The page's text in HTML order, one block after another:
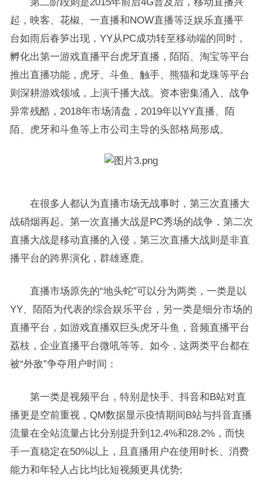
起，映客、花椒、一直播和NOW直播等泛娱乐直播平
台如雨后春笋出现，YY从PC成功转至移动端的同时，
孵化出第一游戏直播平台虎牙直播，陌陌、淘宝等平台
推出直播功能，虎牙、斗鱼、触手、熊猫和龙珠等平台
则深耕游戏领域，上演千播大战。资本密集涌入、战争
异常残酷，2018年市场清盘，2019年以YY直播、陌
陌、虎牙和斗鱼等上市公司主导的头部格局形成。
在很多人都认为直播市场无战事时，第三次直播大
战硝烟再起。第一次直播大战是PC秀场的战争，第二次
直播大战是移动直播的入侵，第三次直播大战则是非直
播平台的跨界演化，群雄逐鹿。
直播市场原先的“地头蛇”可以分为两类，一类是以
YY、陌陌为代表的综合娱乐平台，另一类是细分市场的
直播平台，如游戏直播双巨头虎牙斗鱼，音频直播平台
荔枝，企业直播平台微吼等等。如今，这两类平台都在
被“外敌”争夺用户时间：
第一类是视频平台，特别是快手、抖音和B站对直
播更是空前重视，QM数据显示疫情期间B站与抖音直播
流量在全站流量占比分别提升到12.4%和28.2%，而快
手一直稳定在50%以上，且直播用户在使用时长、消费
能力和年轻人占比均比短视频更具优势;